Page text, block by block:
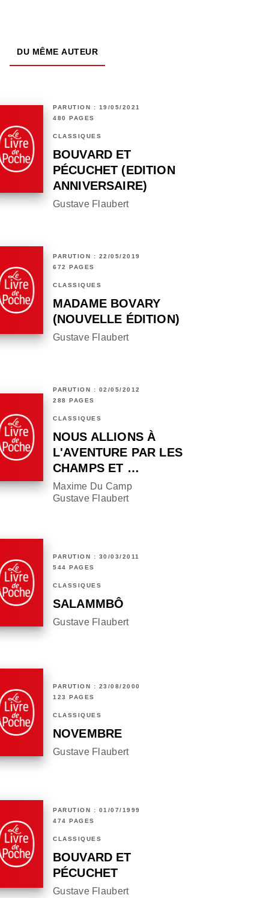
DU MÊME AUTEUR
PARUTION : 19/05/2021
480 PAGES
CLASSIQUES
BOUVARD ET
PÉCUCHET (EDITION
ANNIVERSAIRE)
Gustave Flaubert
PARUTION : 22/05/2019
672 PAGES
CLASSIQUES
MADAME BOVARY
(NOUVELLE ÉDITION)
Gustave Flaubert
PARUTION : 02/05/2012
288 PAGES
CLASSIQUES
NOUS ALLIONS À
L'AVENTURE PAR LES
CHAMPS ET …
Maxime Du Camp
Gustave Flaubert
PARUTION : 30/03/2011
544 PAGES
CLASSIQUES
SALAMMBÔ
Gustave Flaubert
PARUTION : 23/08/2000
123 PAGES
CLASSIQUES
NOVEMBRE
Gustave Flaubert
PARUTION : 01/07/1999
474 PAGES
CLASSIQUES
BOUVARD ET
PÉCUCHET
Gustave Flaubert